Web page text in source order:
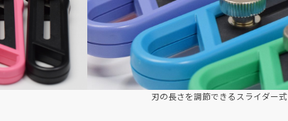
刃の長さを調節できるスライダー式